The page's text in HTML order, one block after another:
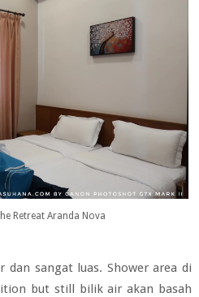
Retreat Aranda Nova
dan sangat luas. Shower area di
but still bilik air akan basah